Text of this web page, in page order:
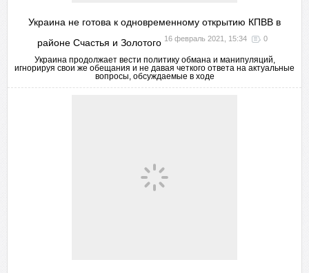
Украина не готова к одновременному открытию КПВВ в
районе Счастья и Золотого 16 февраль 2021, 15:34 0
Украина продолжает вести политику обмана и манипуляций,
игнорируя свои же обещания и не давая четкого ответа на актуальные
вопросы, обсуждаемые в ходе